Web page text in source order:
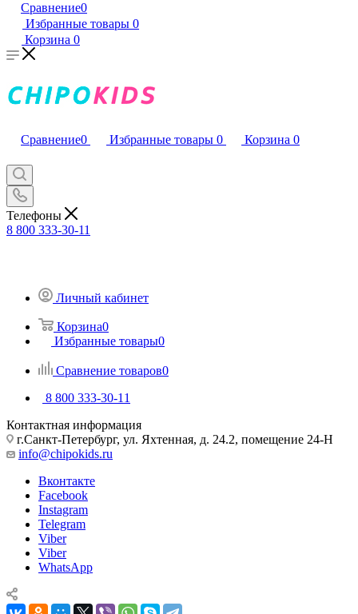
Сравнение0
Избранные товары 0
Корзина 0
Сравнение0 Избранные товары 0 Корзина 0
Телефоны
8 800 333-30-11
Личный кабинет
Корзина0
Избранные товары0
Сравнение товаров0
8 800 333-30-11
Контактная информация
г.Санкт-Петербург, ул. Яхтенная, д. 24.2, помещение 24-Н
info@chipokids.ru
Вконтакте
Facebook
Instagram
Telegram
Viber
Viber
WhatsApp